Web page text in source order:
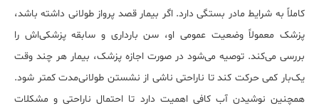
کاملاً به شرایط مادر بستگی دارد. اگر بیمار قصد پرواز طولانی داشته باشد،
پزشک معمولاً وضعیت عمومی او، سن بارداری و سابقه پزشکی‌اش را
بررسی می‌کند. توصیه می‌شود در صورت اجازه پزشک، بیمار هر چند وقت
یک‌بار کمی حرکت کند تا ناراحتی ناشی از نشستن طولانی‌مدت کمتر شود.
همچنین نوشیدن آب کافی اهمیت دارد تا احتمال ناراحتی و مشکلات